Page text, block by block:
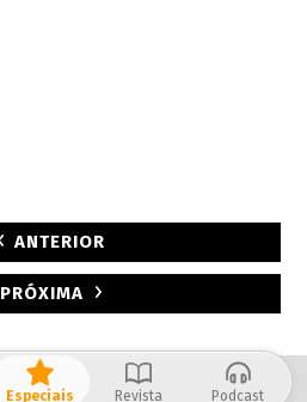
ANTERIOR
PRÓXIMA
Especiais Revista Podcast